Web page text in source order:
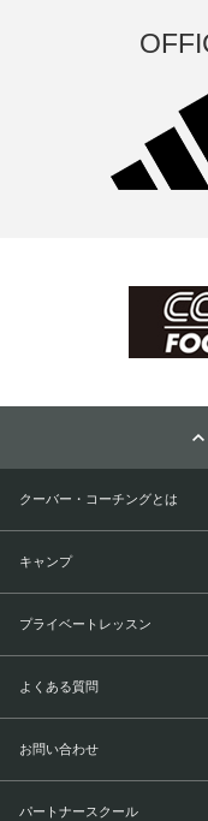
クーバー・コーチングとは
キャンプ
プライベートレッスン
よくある質問
お問い合わせ
パートナースクール